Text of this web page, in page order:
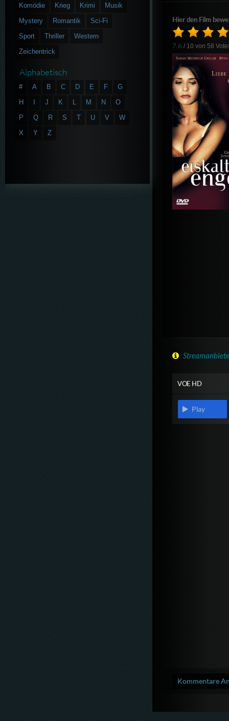
Hier den Film
7.6 / 10 von58
VOE HD
Play
Kommentare
Komödie
Krieg Krimi
Musik
Mystery
Romantik
Sci-Fi
Sport
Thriller
Western
Zeichentrick
Alphabetisch
# A B C D E F
G
H
J K L M N
O
P
Q R S T U V
W
X
Y Z